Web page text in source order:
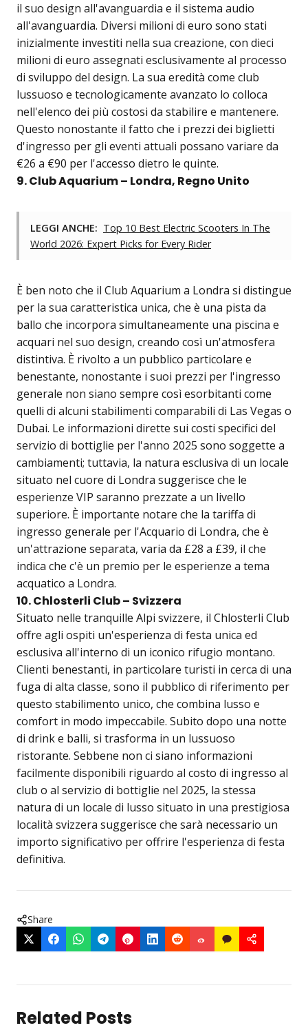
il suo design all'avanguardia e il sistema audio
all'avanguardia. Diversi milioni di euro sono stati
inizialmente investiti nella sua creazione, con dieci
milioni di euro assegnati esclusivamente al processo
di sviluppo del design. La sua eredità come club
lussuoso e tecnologicamente avanzato lo colloca
nell'elenco dei più costosi da stabilire e mantenere.
Questo nonostante il fatto che i prezzi dei biglietti
d'ingresso per gli eventi attuali possano variare da
€26 a €90 per l'accesso dietro le quinte.
9. Club Aquarium – Londra, Regno Unito
LEGGI ANCHE: Top 10 Best Electric Scooters In The
World 2026: Expert Picks for Every Rider
È ben noto che il Club Aquarium a Londra si distingue
per la sua caratteristica unica, che è una pista da
ballo che incorpora simultaneamente una piscina e
acquari nel suo design, creando così un'atmosfera
distintiva. È rivolto a un pubblico particolare e
benestante, nonostante i suoi prezzi per l'ingresso
generale non siano sempre così esorbitanti come
quelli di alcuni stabilimenti comparabili di Las Vegas o
Dubai. Le informazioni dirette sui costi specifici del
servizio di bottiglie per l'anno 2025 sono soggette a
cambiamenti; tuttavia, la natura esclusiva di un locale
situato nel cuore di Londra suggerisce che le
esperienze VIP saranno prezzate a un livello
superiore. È importante notare che la tariffa di
ingresso generale per l'Acquario di Londra, che è
un'attrazione separata, varia da £28 a £39, il che
indica che c'è un premio per le esperienze a tema
acquatico a Londra.
10. Chlosterli Club – Svizzera
Situato nelle tranquille Alpi svizzere, il Chlosterli Club
offre agli ospiti un'esperienza di festa unica ed
esclusiva all'interno di un iconico rifugio montano.
Clienti benestanti, in particolare turisti in cerca di una
fuga di alta classe, sono il pubblico di riferimento per
questo stabilimento unico, che combina lusso e
comfort in modo impeccabile. Subito dopo una notte
di drink e balli, si trasforma in un lussuoso
ristorante. Sebbene non ci siano informazioni
facilmente disponibili riguardo al costo di ingresso al
club o al servizio di bottiglie nel 2025, la stessa
natura di un locale di lusso situato in una prestigiosa
località svizzera suggerisce che sarà necessario un
importo significativo per offrire l'esperienza di festa
definitiva.
Share
Related Posts